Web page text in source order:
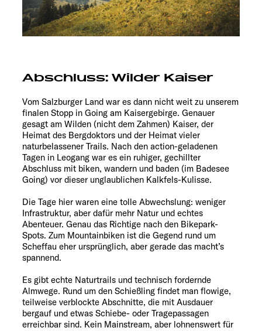
Abschluss: Wilder Kaiser
Vom Salzburger Land war es dann nicht weit zu unserem
finalen Stopp in Going am Kaisergebirge. Genauer
gesagt am Wilden (nicht dem Zahmen) Kaiser, der
Heimat des Bergdoktors und der Heimat vieler
naturbelassener Trails. Nach den action-geladenen
Tagen in Leogang war es ein ruhiger, gechillter
Abschluss mit biken, wandern und baden (im Badesee
Going) vor dieser unglaublichen Kalkfels-Kulisse.
Die Tage hier waren eine tolle Abwechslung: weniger
Infrastruktur, aber dafür mehr Natur und echtes
Abenteuer. Genau das Richtige nach den Bikepark-
Spots. Zum Mountainbiken ist die Gegend rund um
Scheffau eher ursprünglich, aber gerade das macht’s
spannend.
Es gibt echte Naturtrails und technisch fordernde
Almwege. Rund um den Schießling findet man flowige,
teilweise verblockte Abschnitte, die mit Ausdauer
bergauf und etwas Schiebe- oder Tragepassagen
erreichbar sind. Kein Mainstream, aber lohnenswert für